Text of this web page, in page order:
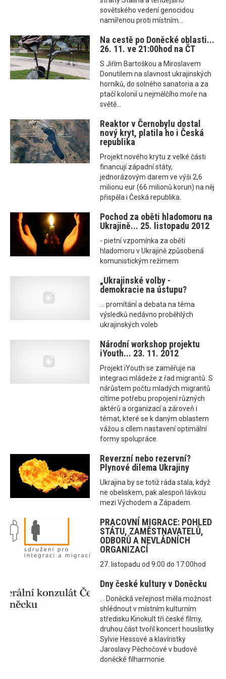
sovětského vedení genocidou
namířenou proti místním...
Na cestě po Doněcké oblasti...
26. 11. ve 21:00hod na ČT
S Jiřím Bartoškou a Miroslavem
Donutilem na slavnost ukrajinských
horníků, do solného sanatoria a za
ptačí kolonií u nejmělčího moře na
světě...
Reaktor v Černobylu dostal
nový kryt, platila ho i Česká
republika
Projekt nového krytu z velké části
financují západní státy,
jednorázovým darem ve výši 2,6
milionu eur (66 milionů korun) na něj
přispěla i Česká republika.
Pochod za oběti hladomoru na
Ukrajině... 25. listopadu 2012
- pietní vzpomínka za oběti
hladomoru v Ukrajině způsobená
komunistickým režimem
„Ukrajinské volby -
demokracie na ústupu?
... promítání a debata na téma
výsledků nedávno proběhlých
ukrajinských voleb
Národní workshop projektu
iYouth... 23. 11. 2012
Projekt iYouth se zaměřuje na
integraci mládeže z řad migrantů. S
nárůstem počtu mladých migrantů
cítíme potřebu propojení různých
aktérů a organizací a zároveň i
témat, které se k daným oblastem
vážou s cílem nastavení optimální
formy spolupráce.
Reverzní nebo rezervní?
Plynové dilema Ukrajiny
Ukrajina by se totiž ráda stala, když
ne obeliskem, pak alespoň lávkou
mezi Východem a Západem.
PRACOVNÍ MIGRACE: POHLED
STÁTU, ZAMĚSTNAVATELŮ,
ODBORŮ A NEVLÁDNÍCH
ORGANIZACÍ
27. listopadu od 9:00 do 17:00hod
Dny české kultury v Doněcku
... Doněcká veřejnost měla možnost
shlédnout v místním kulturním
středisku Kinokult tři české filmy,
druhou část tvořil koncert houslistky
Sylvie Hessové a klavíristky
Jaroslavy Pěchočové v budově
doněcké filharmonie.